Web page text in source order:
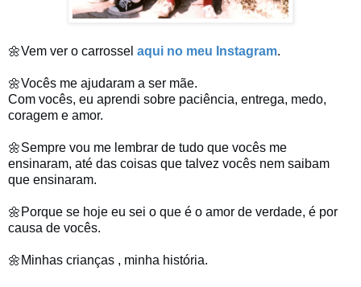
🌼Vem ver o carrossel aqui no meu Instagram.
🌼Vocês me ajudaram a ser mãe.
Com vocês, eu aprendi sobre paciência, entrega, medo,
coragem e amor.
🌼Sempre vou me lembrar de tudo que vocês me
ensinaram, até das coisas que talvez vocês nem saibam
que ensinaram.
🌼Porque se hoje eu sei o que é o amor de verdade, é por
causa de vocês.
🌼Minhas crianças , minha história.